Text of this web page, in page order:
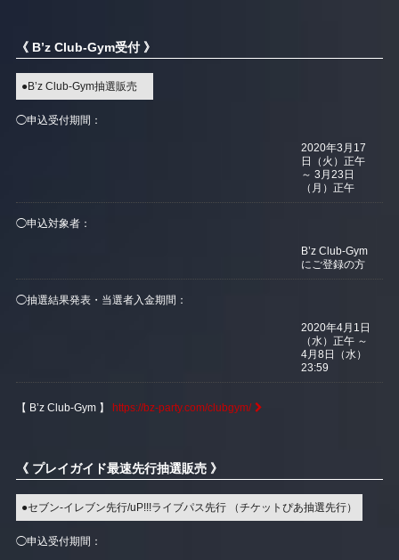
《 B’z Club-Gym受付 》
●B’z Club-Gym抽選販売
◯申込受付期間：
2020年3月17
日（火）正午
～ 3月23日
（月）正午
◯申込対象者：
B’z Club-Gym
にご登録の方
◯抽選結果発表・当選者入金期間：
2020年4月1日
（水）正午 ～
4月8日（水）
23:59
【 B’z Club-Gym 】 https://bz-party.com/clubgym/
《 プレイガイド最速先行抽選販売 》
●セブン-イレブン先行/uP!!!ライブパス先行 （チケットぴあ抽選先行）
◯申込受付期間：